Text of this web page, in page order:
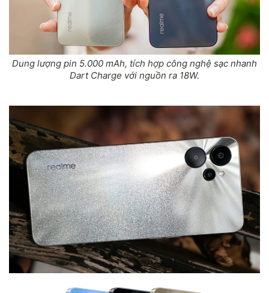
Dung lượng pin 5.000 mAh, tích hợp công nghệ sạc nhanh
Dart Charge với nguồn ra 18W.